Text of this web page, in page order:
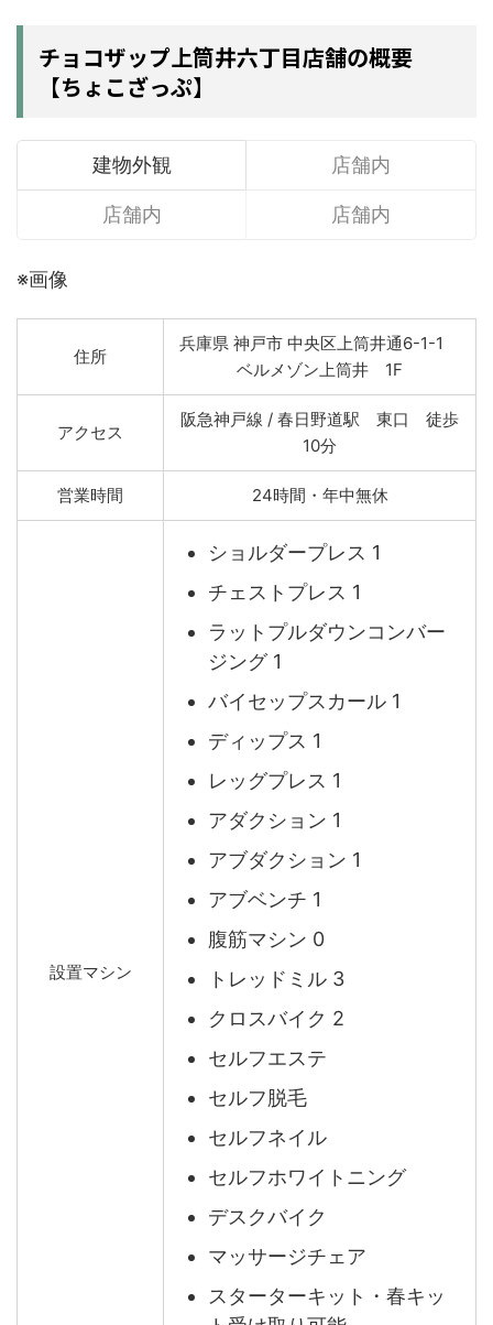
チョコザップ上筒井六丁目店舗の概要
【ちょこざっぷ】
建物外観 店舗内
店舗内 店舗内
※画像
住所
兵庫県 神戸市 中央区上筒井通6-1-1
ベルメゾン上筒井 1F
アクセス
阪急神戸線 / 春日野道駅 東口 徒歩
10分
営業時間 24時間・年中無休
設置マシン
ショルダープレス 1
チェストプレス 1
ラットプルダウンコンバー
ジング 1
バイセップスカール 1
ディップス 1
レッグプレス 1
アダクション 1
アブダクション 1
アブベンチ 1
腹筋マシン 0
トレッドミル 3
クロスバイク 2
セルフエステ
セルフ脱毛
セルフネイル
セルフホワイトニング
デスクバイク
マッサージチェア
スターターキット・春キッ